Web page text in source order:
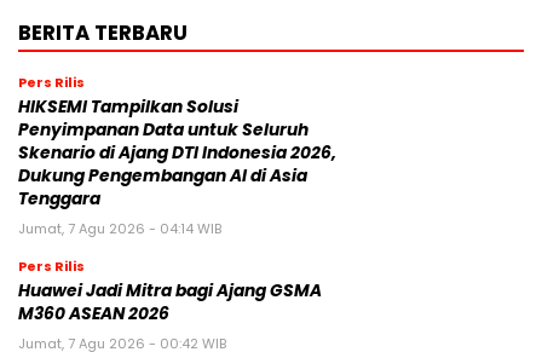
BERITA TERBARU
Pers Rilis
HIKSEMI Tampilkan Solusi
Penyimpanan Data untuk Seluruh
Skenario di Ajang DTI Indonesia 2026,
Dukung Pengembangan AI di Asia
Tenggara
Jumat, 7 Agu 2026 - 04:14 WIB
Pers Rilis
Huawei Jadi Mitra bagi Ajang GSMA
M360 ASEAN 2026
Jumat, 7 Agu 2026 - 00:42 WIB